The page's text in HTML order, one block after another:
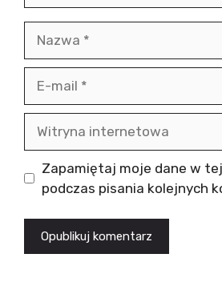
mail
internetowa
Zapamiętaj moje dane w
podczas pisania kolejnych